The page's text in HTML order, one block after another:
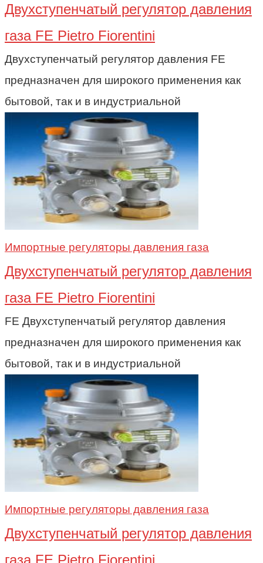
Двухступенчатый регулятор давления
газа FE Pietro Fiorentini
Двухступенчатый регулятор давления FE
предназначен для широкого применения как
бытовой, так и в индустриальной
Импортные регуляторы давления газа
Двухступенчатый регулятор давления
газа FE Pietro Fiorentini
FE Двухступенчатый регулятор давления
предназначен для широкого применения как
бытовой, так и в индустриальной
Импортные регуляторы давления газа
Двухступенчатый регулятор давления
газа FE Pietro Fiorentini